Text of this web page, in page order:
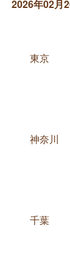
2026年02月
東京
2026
神奈川
2026
千葉
2026